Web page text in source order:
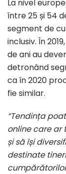
La nivel
între 25 și 54
segment de
inclusiv. În
de ani au
detronând
ca în 2020
fie similar.
“Tendința
online care ar
și să își
destinate